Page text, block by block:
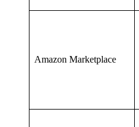
Amazon Marketplace